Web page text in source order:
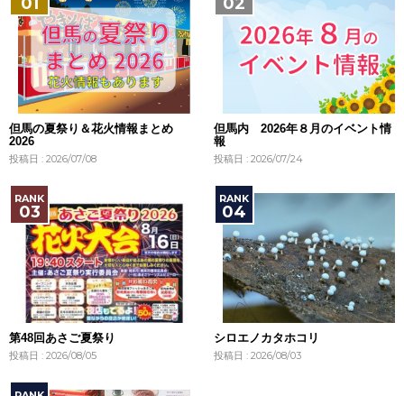
但馬の夏祭り＆花火情報まとめ
2026
投稿日 : 2026/07/08
但馬内 2026年８月のイベント情
報
投稿日 : 2026/07/24
第48回あさご夏祭り
投稿日 : 2026/08/05
シロエノカタホコリ
投稿日 : 2026/08/03